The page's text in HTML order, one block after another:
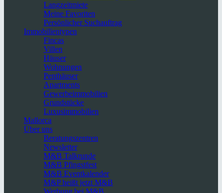
Langzeitmiete
Meine Favoriten
Persönlicher Suchauftrag
Immobilientypen
Fincas
Villen
Häuser
Wohnungen
Penthäuser
Apartments
Gewerbeimmobilien
Grundstücke
Luxusimmobilien
Mallorca
Über uns
Beratungszentren
Newsletter
M&B Talkrunde
M&B Pfingstfest
M&B Eventkalender
M&P heißt jetzt M&B